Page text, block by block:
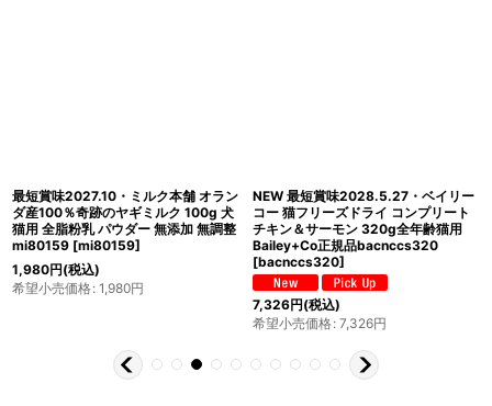
最短賞味2027.10・ミルク本舗 オラン
ダ産100％奇跡のヤギミルク 100g 犬
猫用 全脂粉乳 パウダー 無添加 無調整
mi80159 [mi80159]
1,980円(税込)
希望小売価格: 1,980円
NEW 最短賞味2028.5.27・ベイリー
コー 猫フリーズドライ コンプリート
チキン＆サーモン 320g全年齢猫用
Bailey+Co正規品bacnccs320
[bacnccs320]
7,326円(税込)
希望小売価格: 7,326円